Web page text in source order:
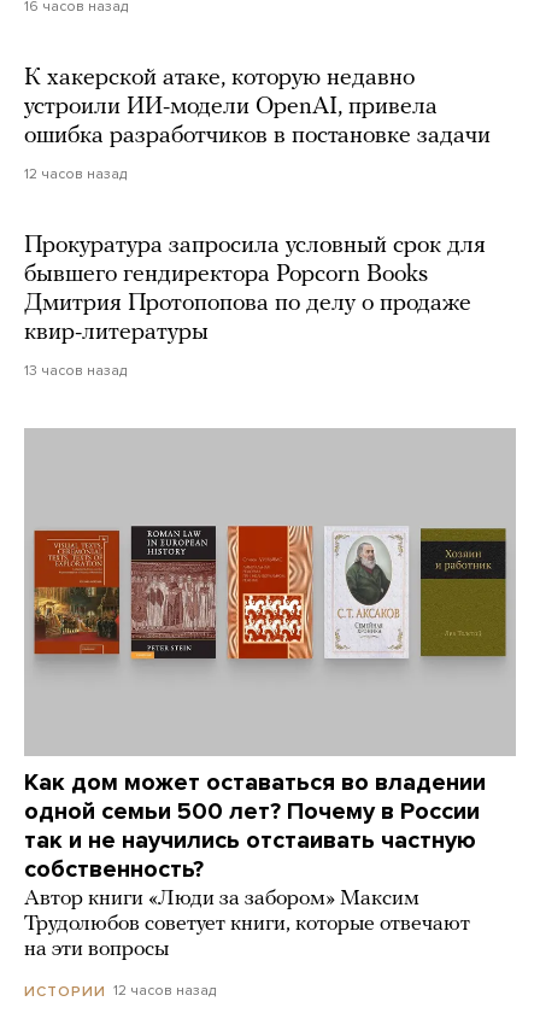
16 часов назад
К хакерской атаке, которую недавно
устроили ИИ-модели OpenAI, привела
ошибка разработчиков в постановке задачи
12 часов назад
Прокуратура запросила условный срок для
бывшего гендиректора Popcorn Books
Дмитрия Протопопова по делу о продаже
квир-литературы
13 часов назад
Как дом может оставаться во владении
одной семьи 500 лет? Почему в России
так и не научились отстаивать частную
собственность?
Автор книги «Люди за забором» Максим
Трудолюбов советует книги, которые отвечают
на эти вопросы
ИСТОРИИ 12 часов назад